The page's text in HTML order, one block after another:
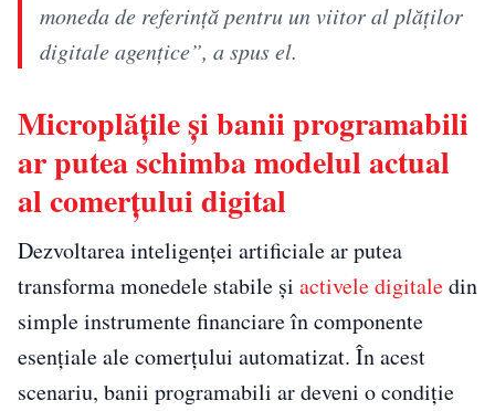
moneda de referință pentru un viitor al plăților
digitale agențice”, a spus el.
Microplățile și banii programabili
ar putea schimba modelul actual
al comerțului digital
Dezvoltarea inteligenței artificiale ar putea
transforma monedele stabile și activele digitaledin
simple instrumente financiare în componente
esențiale ale comerțului automatizat. În acest
scenariu, banii programabili ar deveni o condiție